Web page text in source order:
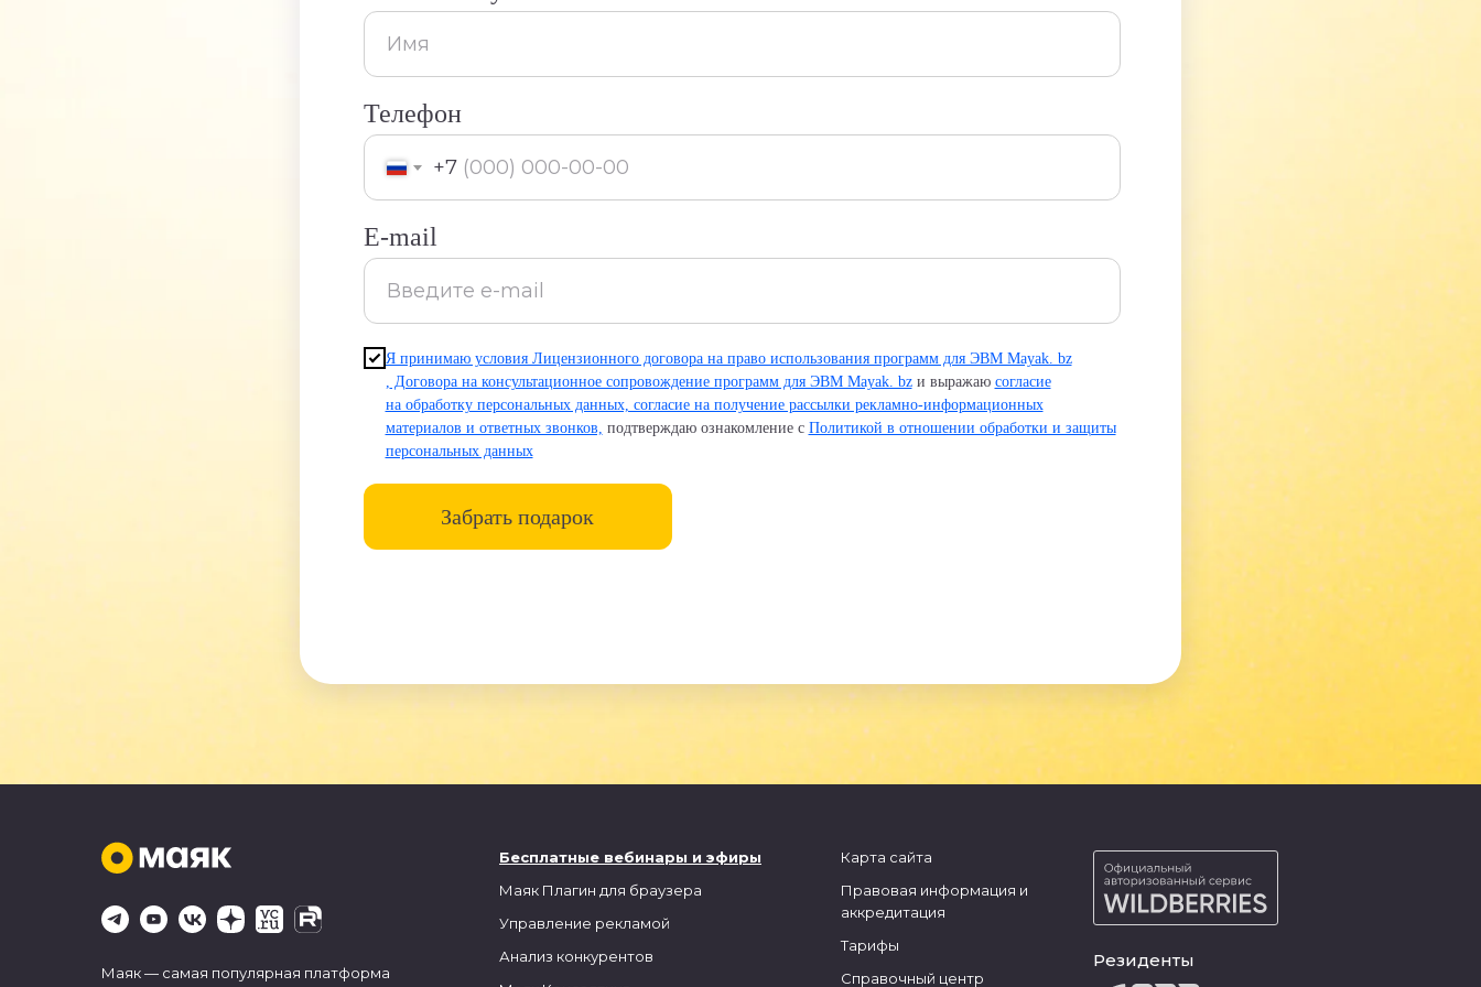
Телефон
+7
E-mail
Я принимаю условия Лицензионного договора на право использования программ для ЭВМ Mayak. bz
Договора на консультационное сопровождение программ для ЭВМ Mayak. bzи выражаю согласие
на обработку персональных данных, согласие на получение рассылки рекламно-информационных
материалов и ответных звонков, подтверждаю ознакомление с Политикой в отношении обработки и защиты
персональных данных
Забрать подарок
Бесплатные вебинары и эфиры
Маяк Плагин для браузера
Управление рекламой
Анализ конкурентов
Карта сайта
Правовая информация и
аккредитация
Тарифы
Справочный центр
Резиденты
Маяк — самая популярная платформа